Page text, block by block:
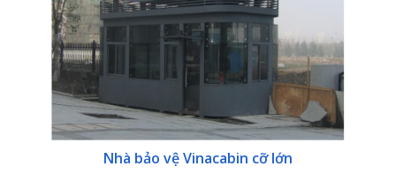
Nhà bảo vệ Vinacabin cỡ lớn